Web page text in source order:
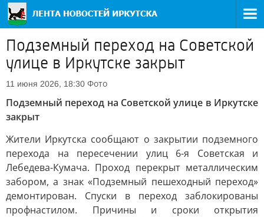
Подземный переход на Советской
улице в Иркутске закрыт
11 июня 2026, 18:30 Фото
Подземный переход на Советской улице в Иркутске
закрыт
Жители Иркутска сообщают о закрытии подземного
перехода на пересечении улиц 6-я Советская и
Лебедева-Кумача. Проход перекрыт металлическим
забором, а знак «Подземный пешеходный переход»
демонтирован. Спуски в переход заблокированы
профнастилом. Причины и сроки открытия